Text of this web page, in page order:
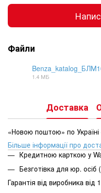
Файли
1.4 МБ
Доставка
«Новою поштою» по
Більше інформації про
Кредитною карткою у
Безготівка для юр.
Гарантія від виробника від